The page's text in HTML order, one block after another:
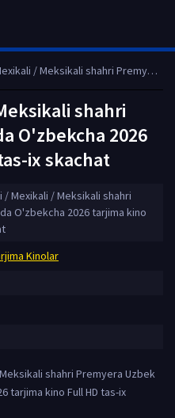
Premyera Uzbek tilida O'zbekcha 2026 tarjima kino Full HD tas-ix skachat
shahri
O'zbekcha 2026
ix skachat
/ Mexikali / Meksikali shahri
O'zbekcha 2026 tarjima kino
Kinolar
shahri Premyera Uzbek
tarjima kino Full HD tas-ix